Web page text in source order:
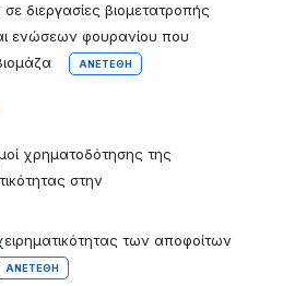
διεργασίες βιομετατροπής
ενώσεων φουρανίου που
ΑΝΕΤΈΘΗ
χρηματοδότησης της
στην
των αποφοίτων
ΑΝΕΤΈΘΗ